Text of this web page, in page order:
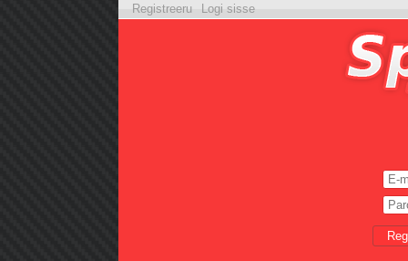
Registreeru Logi sisse